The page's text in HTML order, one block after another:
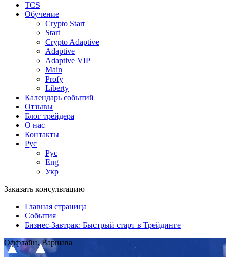
TCS
Обучение
Crypto Start
Start
Crypto Adaptive
Adaptive
Adaptive VIP
Main
Profy
Liberty
Календарь событий
Отзывы
Блог трейдера
О нас
Контакты
Рус
Рус
Eng
Укр
Заказать консультацию
Главная страница
События
Бизнес-Завтрак: Быстрый старт в Трейдинге
Оффлайн, Варшава